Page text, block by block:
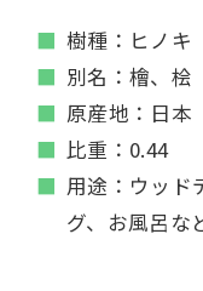
樹種：ヒノキ
別名：檜、桧
原産地：日本
比重：0.44
用途：ウッド
グ、お風呂な